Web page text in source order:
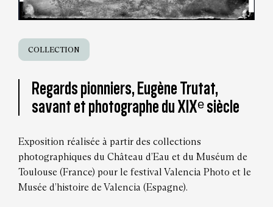
COLLECTION
Regards pionniers, Eugène Trutat,
savant et photographe du XIXᵉ siècle
Exposition réalisée à partir des collections
photographiques du Château d’Eau et du Muséum de
Toulouse (France) pour le festival Valencia Photo et le
Musée d’histoire de Valencia (Espagne).